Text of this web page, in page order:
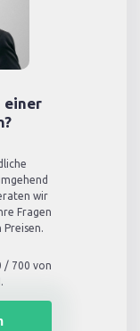
einer
wir
Fragen
Preisen.
/ 700 von